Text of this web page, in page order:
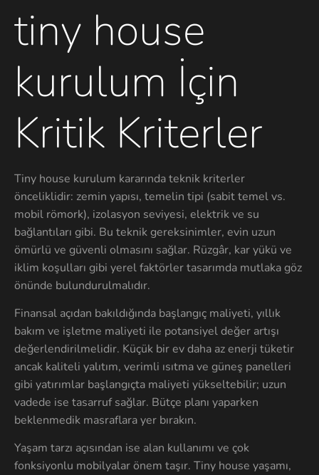
tiny house
kurulum İçin
Kritik Kriterler
Tiny house kurulum kararında teknik kriterler
önceliklidir: zemin yapısı, temelin tipi (sabit temel vs.
mobil römork), izolasyon seviyesi, elektrik ve su
bağlantıları gibi. Bu teknik gereksinimler, evin uzun
ömürlü ve güvenli olmasını sağlar. Rüzgâr, kar yükü ve
iklim koşulları gibi yerel faktörler tasarımda mutlaka göz
önünde bulundurulmalıdır.
Finansal açıdan bakıldığında başlangıç maliyeti, yıllık
bakım ve işletme maliyeti ile potansiyel değer artışı
değerlendirilmelidir. Küçük bir ev daha az enerji tüketir
ancak kaliteli yalıtım, verimli ısıtma ve güneş panelleri
gibi yatırımlar başlangıçta maliyeti yükseltebilir; uzun
vadede ise tasarruf sağlar. Bütçe planı yaparken
beklenmedik masraflara yer bırakın.
Yaşam tarzı açısından ise alan kullanımı ve çok
fonksiyonlu mobilyalar önem taşır. Tiny house yaşamı,